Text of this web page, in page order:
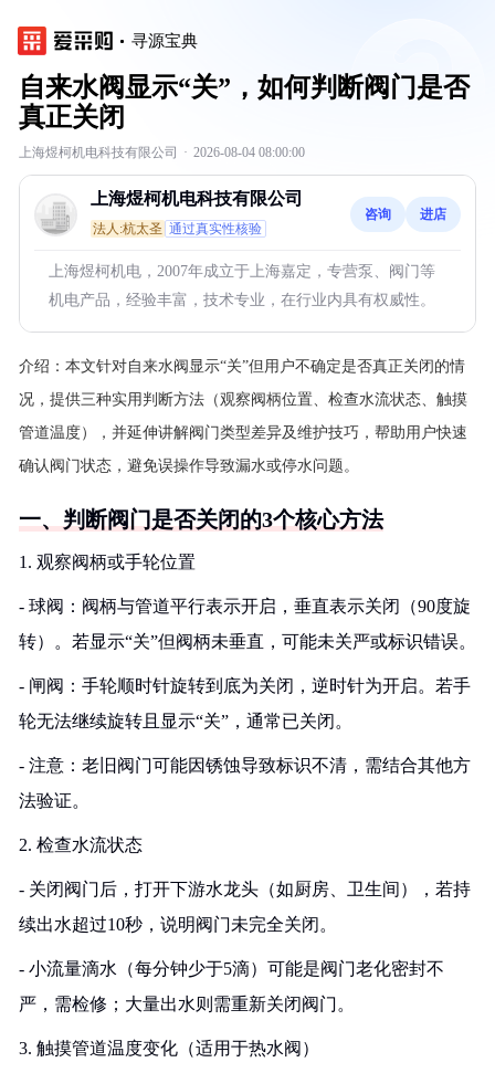
寻源宝典
自来水阀显示“关”，如何判断阀门是否
真正关闭
上海煜柯机电科技有限公司 · 2026-08-04 08:00:00
上海煜柯机电科技有限公司
法人:杭太圣 通过真实性核验
咨询 进店
上海煜柯机电，2007年成立于上海嘉定，专营泵、阀门等
机电产品，经验丰富，技术专业，在行业内具有权威性。
介绍： 本文针对自来水阀显示“关”但用户不确定是否真正关闭的情
况，提供三种实用判断方法（观察阀柄位置、检查水流状态、触摸
管道温度），并延伸讲解阀门类型差异及维护技巧，帮助用户快速
确认阀门状态，避免误操作导致漏水或停水问题。
一、判断阀门是否关闭的3个核心方法
1. 观察阀柄或手轮位置
- 球阀：阀柄与管道平行表示开启，垂直表示关闭（90度旋
转）。若显示“关”但阀柄未垂直，可能未关严或标识错误。
- 闸阀：手轮顺时针旋转到底为关闭，逆时针为开启。若手
轮无法继续旋转且显示“关”，通常已关闭。
- 注意：老旧阀门可能因锈蚀导致标识不清，需结合其他方
法验证。
2. 检查水流状态
- 关闭阀门后，打开下游水龙头（如厨房、卫生间），若持
续出水超过10秒，说明阀门未完全关闭。
- 小流量滴水（每分钟少于5滴）可能是阀门老化密封不
严，需检修；大量出水则需重新关闭阀门。
3. 触摸管道温度变化（适用于热水阀）